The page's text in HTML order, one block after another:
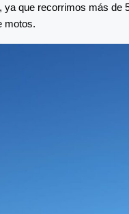
ya que recorrimos más
motos.